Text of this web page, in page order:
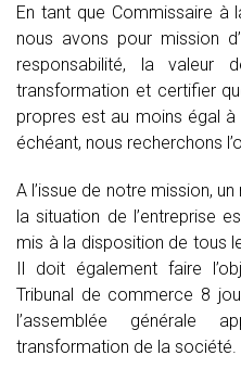
En tant que Commissaire à
nous avons pour mission
responsabilité, la valeur
transformation et certifier
propres est au moins égal
échéant, nous recherchons
A l’issue de notre mission,
la situation de l’entreprise
mis à la disposition de tous
Il doit également faire
Tribunal de commerce 8
l’assemblée
transformation de la société.